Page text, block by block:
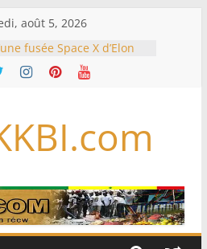
août 5, 2026
fusée Space X d’Elon
la Lune: entre pollution
et ouverture sur la
assurer l’intérim des
sur 10 déjà partis
Faut-il stocker l’eau?
le bilan des morts monte à
11 côté marocain